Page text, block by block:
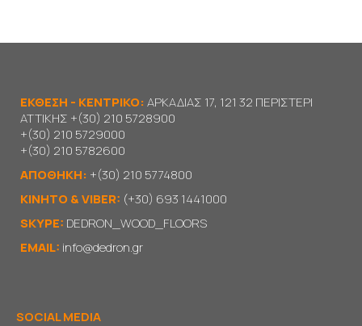
ΕΚΘΕΣΗ - ΚΕΝΤΡΙΚΟ:ΑΡΚΑΔΙΑΣ 17, 121 32 ΠΕΡΙΣΤΕΡΙ
ΑΤΤΙΚΗΣ +(30) 210 5728900
+(30) 210 5729000
+(30) 210 5782600
ΑΠΟΘΗΚΗ: +(30) 210 5774800
KΙΝΗΤΟ & VIBER: (+30) 693 1441000
SKYPE: DEDRON_WOOD_FLOORS
EMAIL: info@dedron.gr
SOCIAL MEDIA